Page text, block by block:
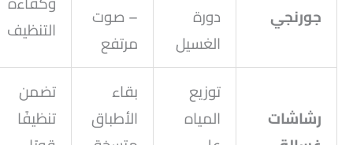
جورنجي
دورة
الغسيل
– صوت
مرتفع
التنظيف
رشاشات
توزيع
المياه
بقاء
الأطباق
تضمن
تنظيفًا